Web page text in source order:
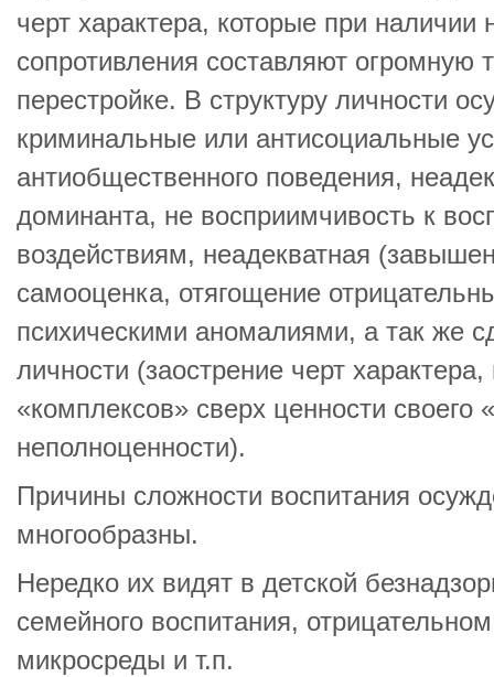
черт характера, которые при наличии
сопротивления составляют огромную
перестройке. В структуру личности
криминальные или антисоциальные
антиобщественного поведения,
доминанта, не восприимчивость к
воздействиям, неадекватная
самооценка, отягощение
психическими аномалиями, а так же
личности (заострение черт
«комплексов» сверх ценности своего
неполноценности).
Причины сложности воспитания
многообразны.
Нередко их видят в детской
семейного воспитания,
микросреды и т.п.